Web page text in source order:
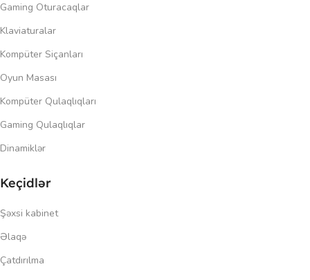
Gaming Oturacaqlar
Klaviaturalar
Kompüter Siçanları
Oyun Masası
Kompüter Qulaqlıqları
Gaming Qulaqlıqlar
Dinamiklər
Keçidlər
Şəxsi kabinet
Əlaqə
Çatdırılma